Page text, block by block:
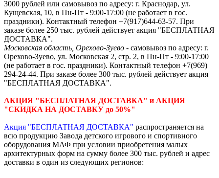
3000 рублей или самовывоз по адресу: г. Краснодар, ул.
Кущевская, 10, в Пн-Пт - 9:00-17:00 (не работает в гос.
праздники). Контактный телефон +7(917)644-63-57. При
заказе более 250 тыс. рублей действует акция "БЕСПЛАТНАЯ
ДОСТАВКА".
Московская область, Орехово-Зуево - самовывоз по адресу: г.
Орехово-Зуево, ул. Московская 2, стр. 2, в Пн-Пт - 9:00-17:00
(не работает в гос. праздники). Контактный телефон +7(969)
294-24-44. При заказе более 300 тыс. рублей действует акция
"БЕСПЛАТНАЯ ДОСТАВКА".
АКЦИЯ "БЕСПЛАТНАЯ ДОСТАВКА" и АКЦИЯ
"СКИДКА НА ДОСТАВКУ до 50%"
Акция "БЕСПЛАТНАЯ ДОСТАВКА" распространяется на
всю продукцию Завода детского игрового и спортивного
оборудования МАФ при условии приобретения малых
архитектурных форм на сумму более 300 тыс. рублей и адрес
доставки в один из следующих регионов: